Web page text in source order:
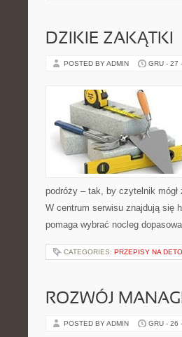
DZIKIE ZAKĄTKI
POSTED BY ADMIN GRU - 27
podróży – tak, by czytelnik mógł
W centrum serwisu znajdują się
pomaga wybrać nocleg
CATEGORIES: PRZEPISY NA
ROZWÓJ
POSTED BY ADMIN GRU - 26